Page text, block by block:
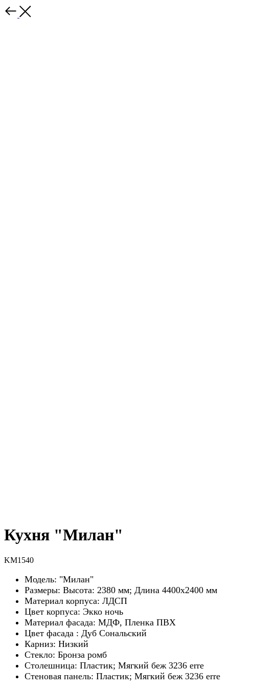
Кухня "Милан"
KM1540
Модель: "Милан"
Размеры: Высота: 2380 мм; Длина 4400х2400 мм
Материал корпуса: ЛДСП
Цвет корпуса: Экко ночь
Материал фасада: МДФ, Пленка ПВХ
Цвет фасада : Дуб Сональский
Карниз: Низкий
Стекло: Бронза ромб
Столешница: Пластик; Мягкий беж 3236 erre
Стеновая панель: Пластик; Мягкий беж 3236 erre